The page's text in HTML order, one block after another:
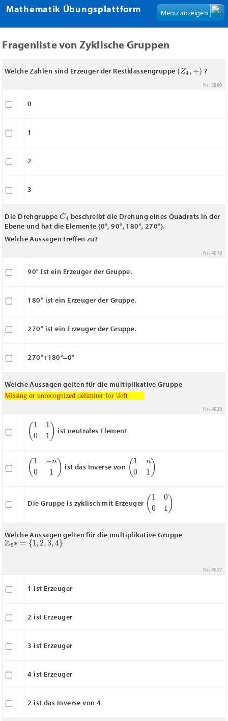
Mathematik Übungsplattform Menü anzeigen
Fragenliste von Zyklische Gruppen
Welche Zahlen sind Erzeuger der Restklassengruppe ( Z4 ) ?
Nr. 3880
0
1
2
3
Die Drehgruppe C4 beschreibt die Drehung eines Quadrats in der
Ebene und hat die Elemente {0°, 90°, 180°, 270°}.
Welche Aussagen treffen zu?
Nr. 4019
90° ist ein Erzeuger der Gruppe.
180° ist ein Erzeuger der Gruppe.
270° ist ein Erzeuger der Gruppe.
270°+180°=0°
Welche Aussagen gelten für die multiplikative Gruppe
Missing or unrecognized delimiter for \left
Nr. 4020
(11 1) ist neutrales Element
(1− 01) ist das Inverse von (1n 1)
Die Gruppe is zyklisch mit Erzeuger (10 1)
Welche Aussagen gelten für die multiplikative Gruppe
Z5∗={1,2,3,4}
Nr. 4027
1 ist Erzeuger
2 ist Erzeuger
3 ist Erzeuger
4 ist Erzeuger
2 ist das Inverse von 4